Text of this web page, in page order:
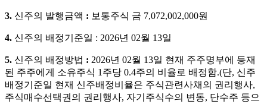
3. 신주의 발행금액 : 보통주식 금 7,072,002,000원
4. 신주의 배정기준일 : 2026년 02월 13일
5. 신주의 배정방법 : 2026년 02월 13일 현재 주주명부에 등재
된 주주에게 소유주식 1 주당 0.4주의 비율로 배정함.(단, 신주
배정기준일 현재 신주배정비율은 주식관련사채의 권리행사,
주식매수선택권의 권리행사, 자기주식수의 변동, 단수주 등으